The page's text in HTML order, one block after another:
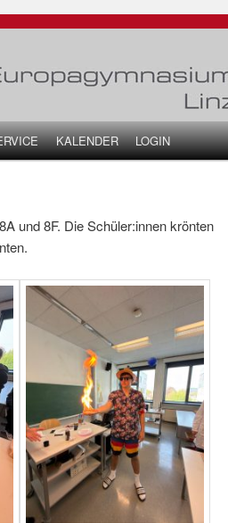
KALENDER LOGIN
und 8F. Die Schüler:innen krönten